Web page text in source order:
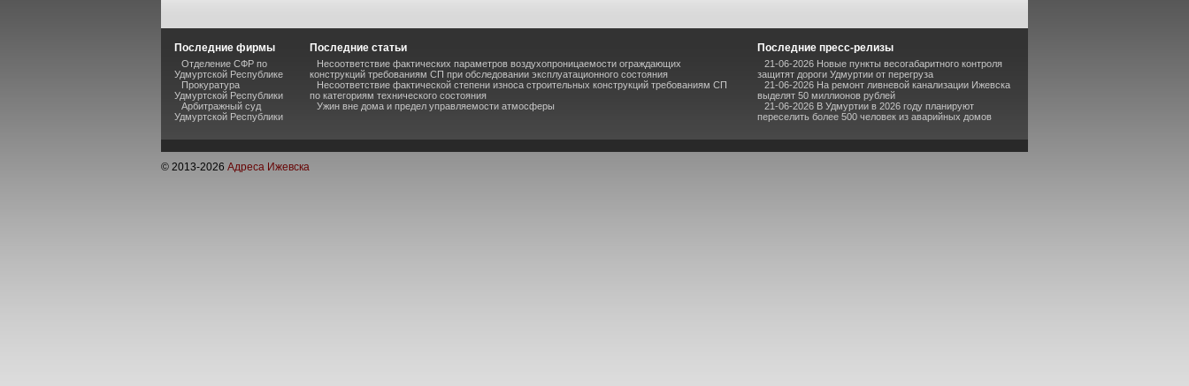
Последние фирмы
Отделение СФР по
Удмуртской Республике
Прокуратура
Удмуртской Республики
Арбитражный суд
Удмуртской Республики
Последние статьи
Несоответствие фактических параметров воздухопроницаемости ограждающих
конструкций требованиям СП при обследовании эксплуатационного состояния
Несоответствие фактической степени износа строительных конструкций требованиям СП
по категориям технического состояния
Ужин вне дома и предел управляемости атмосферы
Последние пресс-релизы
21-06-2026 Новые пункты весогабаритного контроля
защитят дороги Удмуртии от перегруза
21-06-2026 На ремонт ливневой канализации Ижевска
выделят 50 миллионов рублей
21-06-2026 В Удмуртии в 2026 году планируют
переселить более 500 человек из аварийных домов
© 2013-2026 Адреса Ижевска